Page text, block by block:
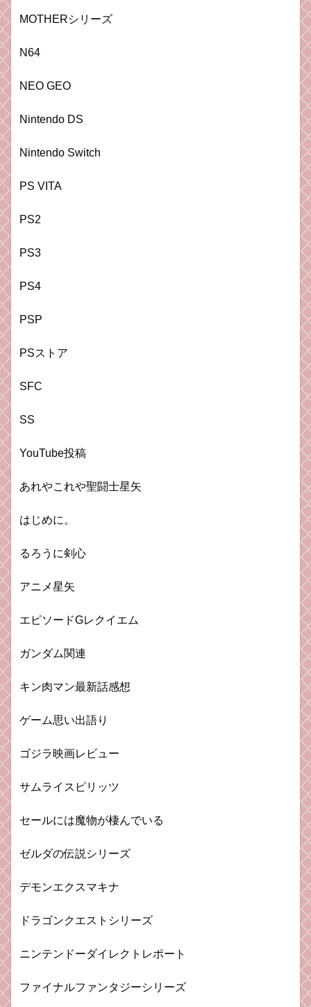
MOTHERシリーズ
N64
NEO GEO
Nintendo DS
Nintendo Switch
PS VITA
PS2
PS3
PS4
PSP
PSストア
SFC
SS
YouTube投稿
あれやこれや聖闘士星矢
はじめに。
るろうに剣心
アニメ星矢
エピソードGレクイエム
ガンダム関連
キン肉マン最新話感想
ゲーム思い出語り
ゴジラ映画レビュー
サムライスピリッツ
セールには魔物が棲んでいる
ゼルダの伝説シリーズ
デモンエクスマキナ
ドラゴンクエストシリーズ
ニンテンドーダイレクトレポート
ファイナルファンタジーシリーズ